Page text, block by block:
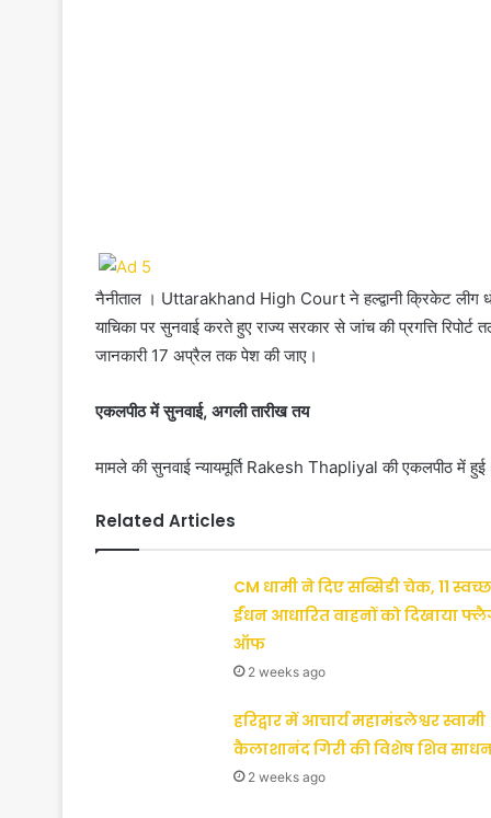
नैनीताल । Uttarakhand High Court ने हल्द्वानी क्रिकेट लीग
याचिका पर सुनवाई करते हुए राज्य सरकार से जांच की प्रगत्ति
जानकारी 17 अप्रैल तक पेश की जाए।
एकलपीठ में सुनवाई, अगली तारीख तय
मामले की सुनवाई न्यायमूर्ति Rakesh Thapliyal की एकलपीठ में
Related Articles
CM धामी ने दिए सब्सिडी चेक, 11 स्वच्छ
ईंधन आधारित वाहनों को दिखाया
ऑफ
2 weeks ago
हरिद्वार में आचार्य महामंडलेश्वर स्वामी
कैलाशानंद गिरी की विशेष शिव
2 weeks ago